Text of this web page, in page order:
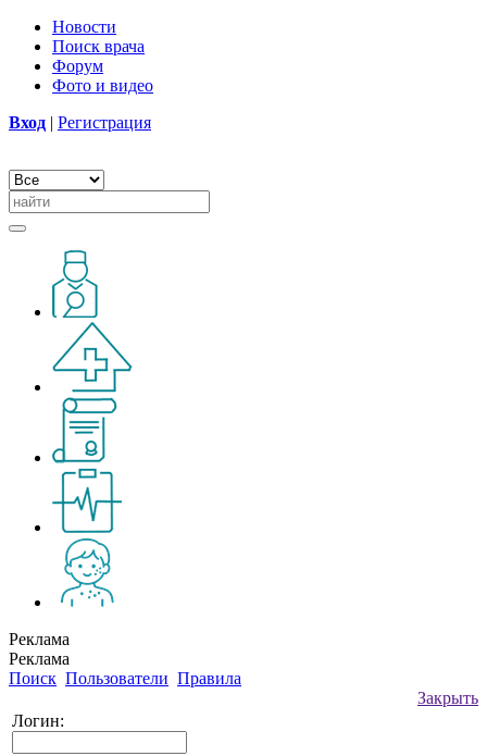
Новости
Поиск врача
Форум
Фото и видео
Вход | Регистрация
Реклама
Реклама
Поиск Пользователи Правила
Закрыть
Логин: